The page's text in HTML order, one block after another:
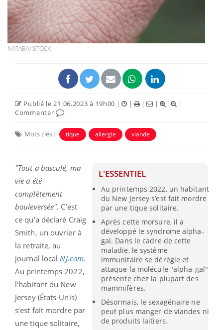
NATABA/ISTOCK
Publié le 21.06.2023 à 19h00 | | | |
|
Commenter
Mots clés : tique allergie viande
L'ESSENTIEL
Au printemps 2022, un habitant
du New Jersey s’est fait mordre
par une tique solitaire.
Après cette morsure, il a
développé le syndrome alpha-
gal. Dans le cadre de cette
maladie, le système
immunitaire se dérègle et
attaque la molécule "alpha-gal"
présente chez la plupart des
mammifères.
Désormais, le sexagénaire ne
peut plus manger de viandes ni
de produits laitiers.
"Tout a basculé, ma
vie a été
complètement
bouleversée". C’est
ce qu’a déclaré Craig
Smith, un ouvrier à
la retraite, au
journal local NJ.com.
Au printemps 2022,
l’habitant du New
Jersey (États-Unis)
s’est fait mordre par
une tique solitaire,